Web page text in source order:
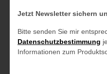
Jetzt Newsletter sichern
Bitte senden Sie mir
Datenschutzbestimmung
Informationen zum